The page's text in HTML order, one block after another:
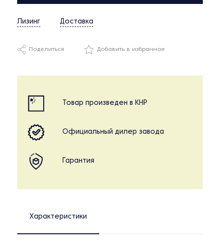
Лизинг Доставка
Поделиться Добавить в избранное
Товар произведен в КНР
Официальный дилер завода
Гарантия
Характеристики